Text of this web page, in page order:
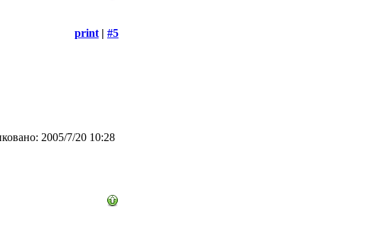
print | #5
2005/7/20 10:28